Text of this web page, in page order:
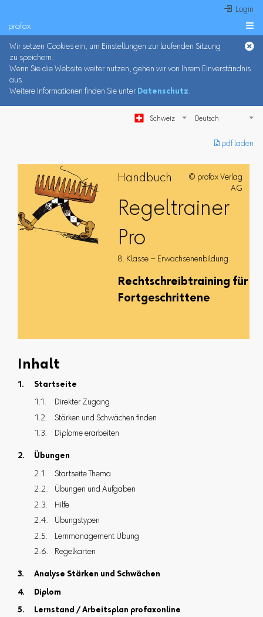
 Login
profax 
Wir setzen Cookies ein, um Einstellungen zur laufenden Sitzung
zu speichern.
Wenn Sie die Website weiter nutzen, gehen wir von Ihrem Einverständnis
aus.
Weitere Informationen finden Sie unter Datenschutz.
Schweiz
︎ pdf laden
Handbuch
© profax Verlag
AG
Regeltrainer
Pro
8. Klasse – Erwachsenenbildung
Rechtschreibtraining für
Fortgeschrittene
Inhalt
Startseite
Direkter Zugang
Stärken und Schwächen finden
Diplome erarbeiten
Übungen
Startseite Thema
Übungen und Aufgaben
Hilfe
Übungstypen
Lernmanagement Übung
Regelkarten
Analyse Stärken und Schwächen
Diplom
Lernstand / Arbeitsplan profaxonline